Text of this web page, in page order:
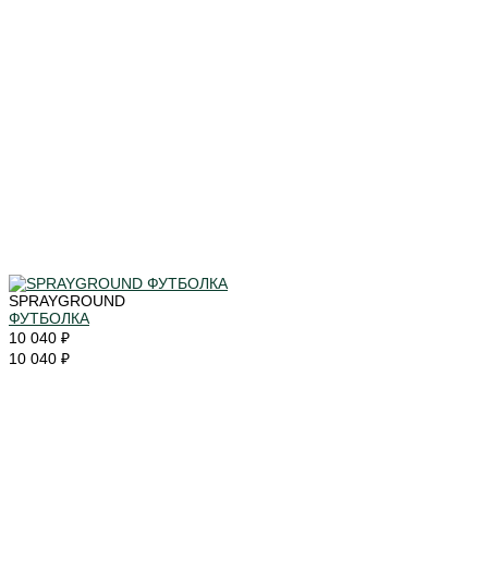
SPRAYGROUND
ФУТБОЛКА
10 040 ₽
10 040 ₽